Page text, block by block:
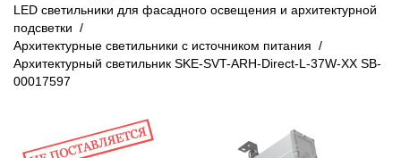
LED светильники для фасадного освещения и архитектурной
подсветки /
Архитектурные светильники с источником питания /
Архитектурный светильник SKE-SVT-ARH-Direct-L-37W-XX SB-
00017597